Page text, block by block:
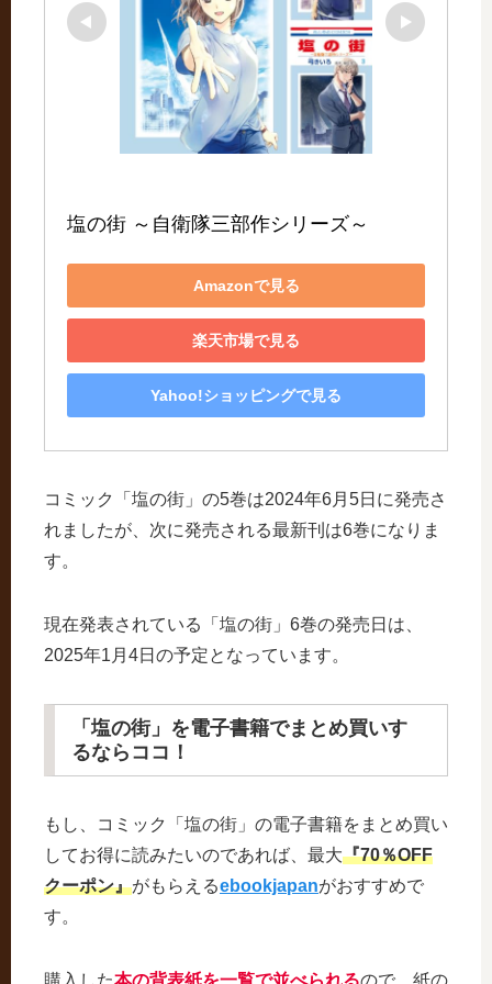
塩の街 ～自衛隊三部作シリーズ～
Amazonで見る
楽天市場で見る
Yahoo!ショッピングで見る
コミック「塩の街」の5巻は2024年6月5日に発売さ
れましたが、次に発売される最新刊は6巻になりま
す。
現在発表されている「塩の街」6巻の発売日は、
2025年1月4日の予定となっています。
「塩の街」を電子書籍でまとめ買いす
るならココ！
もし、コミック「塩の街」の電子書籍をまとめ買い
してお得に読みたいのであれば、最大『70％OFF
クーポン』がもらえるebookjapanがおすすめで
す。
購入した本の背表紙を一覧で並べられるので、紙の